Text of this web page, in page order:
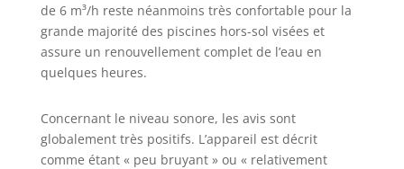
de 6 m³/h reste néanmoins très confortable pour la
grande majorité des piscines hors-sol visées et
assure un renouvellement complet de l’eau en
quelques heures.
Concernant le niveau sonore, les avis sont
globalement très positifs. L’appareil est décrit
comme étant « peu bruyant » ou « relativement